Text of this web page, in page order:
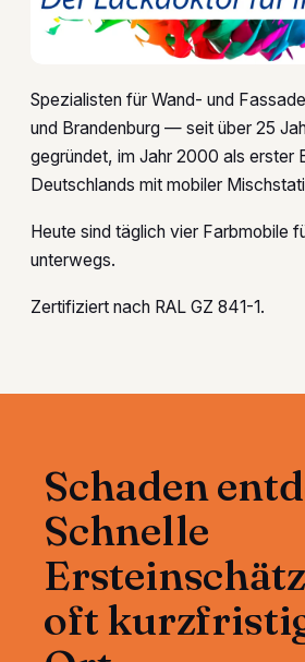
Spezialisten für Wand- und
und Brandenburg — seit über 25
gegründet, im Jahr 2000 als erster
Deutschlands mit mobiler
Heute sind täglich vier Farbmobile
unterwegs.
Zertifiziert nach RAL GZ 841-1.
Schaden
Schnelle
oft